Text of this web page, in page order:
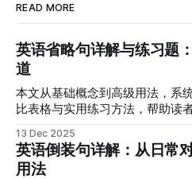
READ MORE
英语省略句详解与练习题
道
本文从基础概念到高级用法，系
比表格与实用练习方法，帮助读
13 Dec 2025
英语倒装句详解：从日常
用法